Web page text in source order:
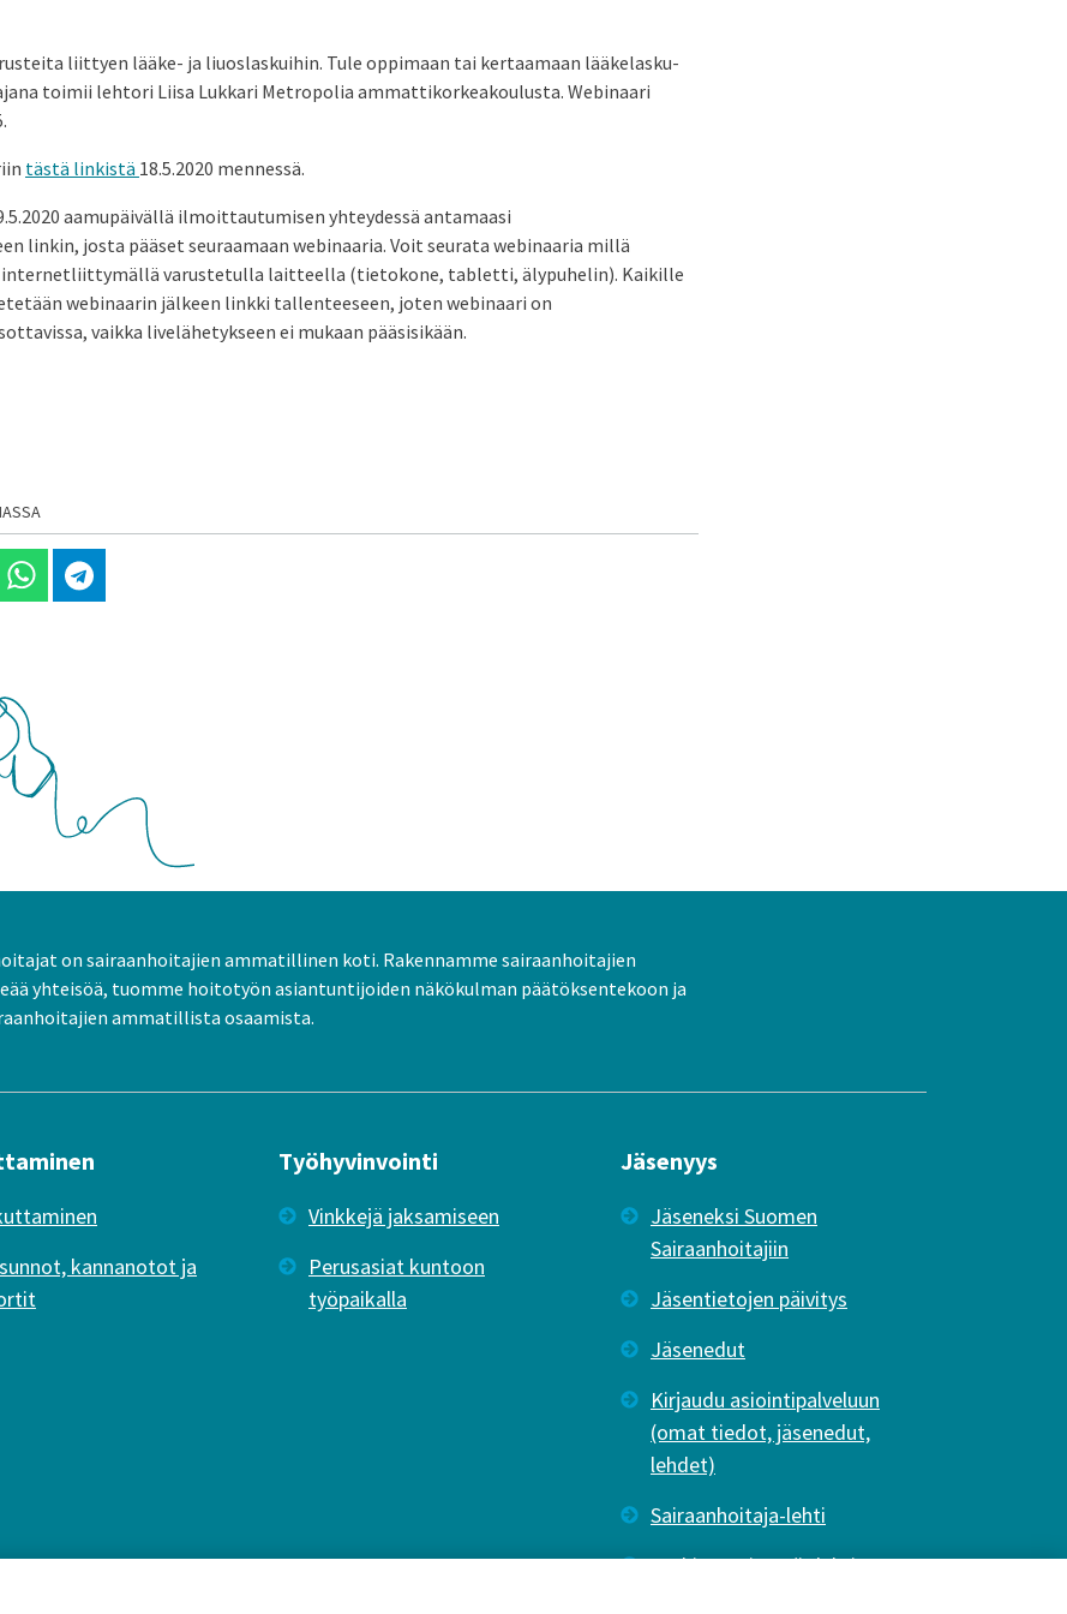
liittyen lääke- ja liuoslaskuihin. Tule oppimaan tai kertaamaan lääkelasku-
toimii lehtori Liisa Lukkari Metropolia ammattikorkeakoulusta. Webinaari
tästä linkistä 18.5.2020 mennessä.
aamupäivällä ilmoittautumisen yhteydessä antamaasi
linkin, josta pääset seuraamaan webinaaria. Voit seurata webinaaria millä
internetliittymällä varustetulla laitteella (tietokone, tabletti, älypuhelin). Kaikille
webinaarin jälkeen linkki tallenteeseen, joten webinaari on
vaikka livelähetykseen ei mukaan pääsisikään.
Jaa Whatsappissa
Jaa Telegramissa
on sairaanhoitajien ammatillinen koti. Rakennamme sairaanhoitajien
yhteisöä, tuomme hoitotyön asiantuntijoiden näkökulman päätöksentekoon ja
ammatillista osaamista.
kannanotot ja
Työhyvinvointi
Vinkkejä jaksamiseen
Perusasiat kuntoon
työpaikalla
Jäsenyys
Jäseneksi Suomen
Sairaanhoitajiin
Jäsentietojen päivitys
Jäsenedut
Kirjaudu asiointipalveluun
(omat tiedot, jäsenedut,
lehdet)
Sairaanhoitaja-lehti
Tutkiva Hoitotyö -lehti